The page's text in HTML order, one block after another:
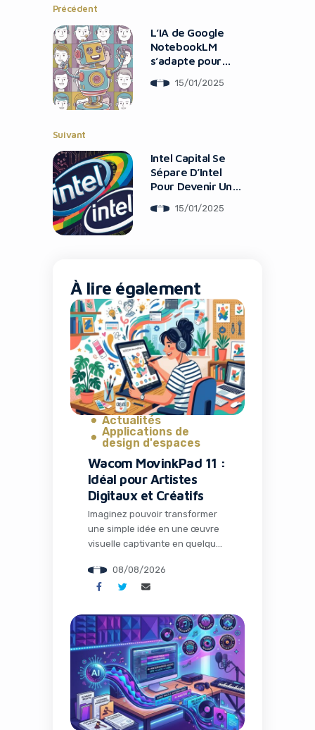
Précédent
L’IA de Google
NotebookLM
s’adapte pour
conviviale avec
15/01/2025
Suivant
Intel Capital Se
Sépare D’Intel
Pour Devenir Un
15/01/2025
À lire également
Actualités
Applications de
design d'espaces
Wacom MovinkPad 11 :
Idéal pour Artistes
Digitaux et Créatifs
Imaginez pouvoir transformer
une simple idée en une œuvre
visuelle captivante en quelques
canapé ou votre bureau
nomade. Dans un monde où le
sur les réseaux sociaux et les
campagnes marketing,
disposer du bon outil peut faire
toute la différence entre un
projet amateur et une […]
08/08/2026